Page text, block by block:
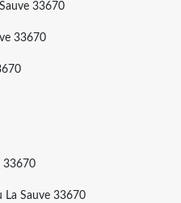
33670
33670
33670
La Sauve 33670